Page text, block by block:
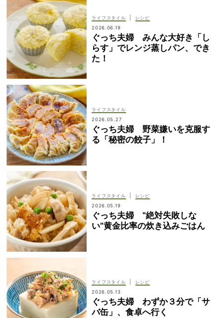
ライフスタイル
レシピ
2026.06.19
ぐっち夫婦 みんな大好き「し
らす」でレンジ蒸しパン、でき
た！
ライフスタイル
2026.05.27
ぐっち夫婦 野菜嫌いを克服す
る「秘密の餃子」！
ライフスタイル
レシピ
2026.05.19
ぐっち夫婦 ‟絶対失敗しな
い”黄金比率の炊き込みごはん
ライフスタイル
レシピ
2026.05.13
ぐっち夫婦 わずか３分で「サ
バ缶」、食卓へ行く